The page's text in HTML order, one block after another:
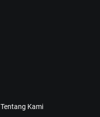
Tentang Kami